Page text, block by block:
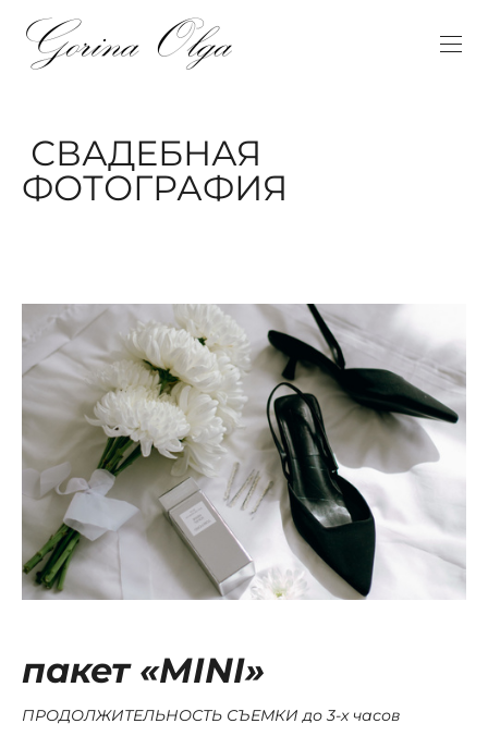
СВАДЕБНАЯ
ФОТОГРАФИЯ
пакет «MINI»
ПРОДОЛЖИТЕЛЬНОСТЬ СЪЕМКИ до 3-х часов